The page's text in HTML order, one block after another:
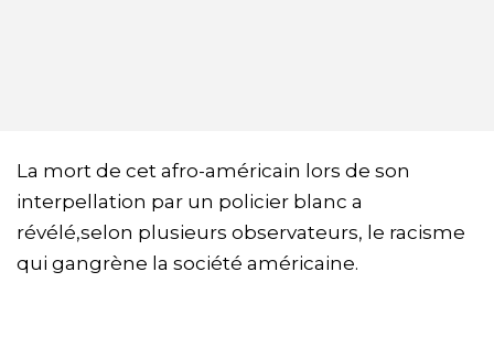
La mort de cet afro-américain lors de son
interpellation par un policier blanc a
révélé,selon plusieurs observateurs, le racisme
qui gangrène la société américaine.